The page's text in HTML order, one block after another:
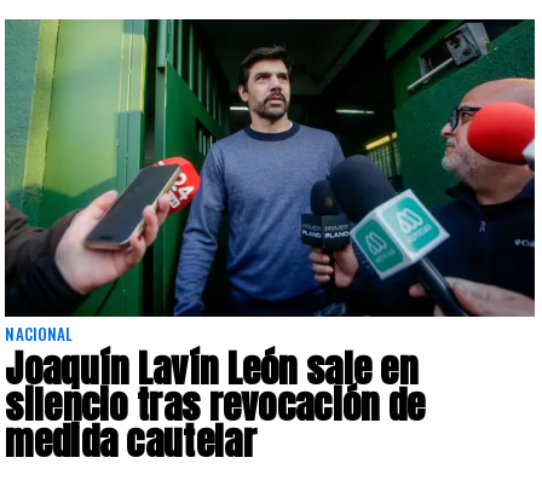
NACIONAL
Joaquín Lavín León sale en
silencio tras revocación de
medida cautelar